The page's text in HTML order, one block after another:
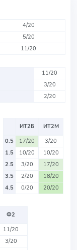
4/20
5/20
11/20
11/20
3/20
2/20
ИТ2Б
ИТ2М
0.5
17/20
3/20
1.5
10/20
10/20
2.5
3/20
17/20
3.5
2/20
18/20
4.5
0/20 20/20
Ф2
11/20
3/20